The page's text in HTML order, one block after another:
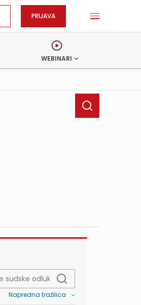
PRIJAVA
WEBINARI
Napredna tražilica